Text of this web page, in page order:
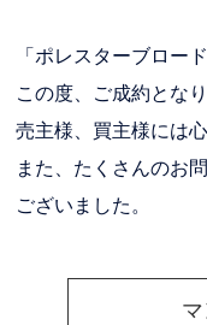
「ポレスターブロー
この度、ご成約となり
売主様、買主様には
また、たくさんのお
ございました。